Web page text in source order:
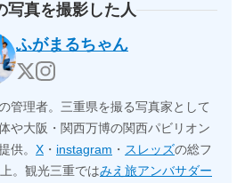
写真を撮影した人
ふがまるちゃん
管理者。三重県を撮る写真家として
や大阪・関西万博の関西パビリオン
供。 X ・ instagram ・ スレッズの総フ
。観光三重ではみえ旅アンバサダー